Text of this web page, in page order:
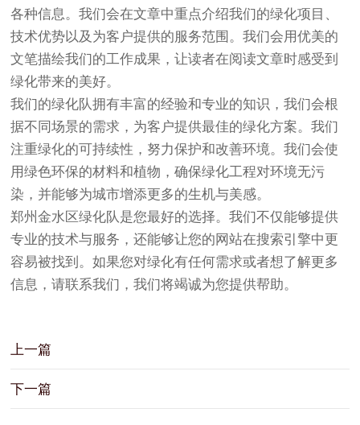
各种信息。我们会在文章中重点介绍我们的绿化项目、
技术优势以及为客户提供的服务范围。我们会用优美的
文笔描绘我们的工作成果，让读者在阅读文章时感受到
绿化带来的美好。
我们的绿化队拥有丰富的经验和专业的知识，我们会根
据不同场景的需求，为客户提供最佳的绿化方案。我们
注重绿化的可持续性，努力保护和改善环境。我们会使
用绿色环保的材料和植物，确保绿化工程对环境无污
染，并能够为城市增添更多的生机与美感。
郑州金水区绿化队是您最好的选择。我们不仅能够提供
专业的技术与服务，还能够让您的网站在搜索引擎中更
容易被找到。如果您对绿化有任何需求或者想了解更多
信息，请联系我们，我们将竭诚为您提供帮助。
上一篇
下一篇